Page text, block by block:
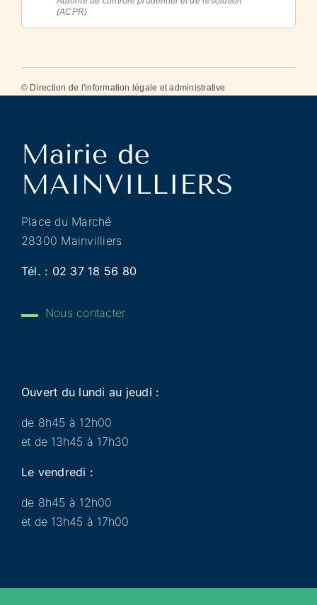
(ACPR)
© Direction de l'information légale et administrative
Place du Marché
28300 Mainvilliers
Tél. : 02 37 18 56 80
Nous contacter
Ouvert du lundi au jeudi :
de 8h45 à 12h00
et de 13h45 à 17h30
Le vendredi :
de 8h45 à 12h00
et de 13h45 à 17h00